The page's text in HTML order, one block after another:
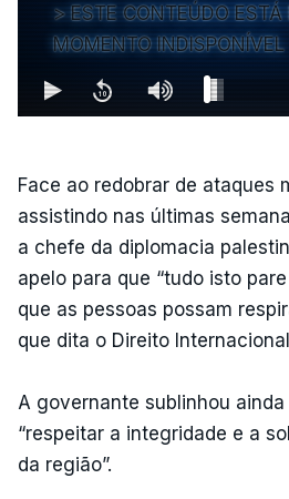
ESTE CONTEÚDO ESTÁ
MOMENTO INDISPONÍVEL
Face ao redobrar de ataques
assistindo nas últimas
a chefe da diplomacia
apelo para que “tudo isto
que as pessoas possam
que dita o Direito
A governante sublinhou
“respeitar a integridade e a
da região”.